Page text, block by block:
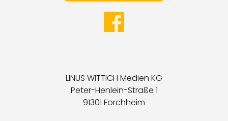
LINUS WITTICH Medien KG
Peter-Henlein-Straße 1
91301 Forchheim